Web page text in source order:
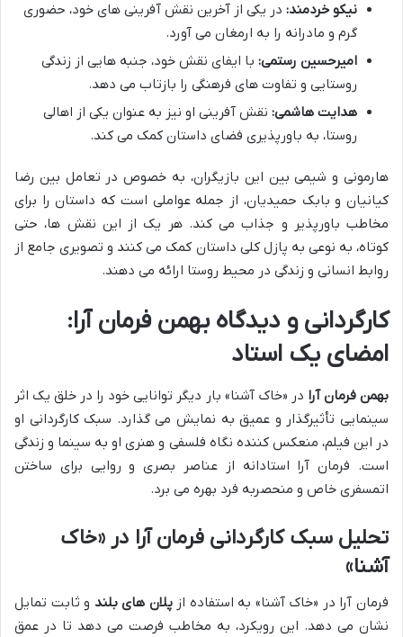
نیکو خردمند: در یکی از آخرین نقش آفرینی های خود، حضوری
گرم و مادرانه را به ارمغان می آورد.
امیرحسین رستمی: با ایفای نقش خود، جنبه هایی از زندگی
روستایی و تفاوت های فرهنگی را بازتاب می دهد.
هدایت هاشمی: نقش آفرینی او نیز به عنوان یکی از اهالی
روستا، به باورپذیری فضای داستان کمک می کند.
هارمونی و شیمی بین این بازیگران، به خصوص در تعامل بین رضا
کیانیان و بابک حمیدیان، از جمله عواملی است که داستان را برای
مخاطب باورپذیر و جذاب می کند. هر یک از این نقش ها، حتی
کوتاه، به نوعی به پازل کلی داستان کمک می کنند و تصویری جامع از
روابط انسانی و زندگی در محیط روستا ارائه می دهند.
کارگردانی و دیدگاه بهمن فرمان آرا:
امضای یک استاد
بهمن فرمان آرا در «خاک آشنا» بار دیگر توانایی خود را در خلق یک اثر
سینمایی تأثیرگذار و عمیق به نمایش می گذارد. سبک کارگردانی او
در این فیلم، منعکس کننده نگاه فلسفی و هنری او به سینما و زندگی
است. فرمان آرا استادانه از عناصر بصری و روایی برای ساختن
اتمسفری خاص و منحصربه فرد بهره می برد.
تحلیل سبک کارگردانی فرمان آرا در «خاک
آشنا»
فرمان آرا در «خاک آشنا» به استفاده ازپلان های بلند و ثابت تمایل
نشان می دهد. این رویکرد، به مخاطب فرصت می دهد تا در عمق